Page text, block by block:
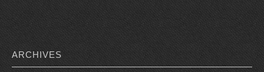
REVUE DE PRESSE 2022
ARCHIVES